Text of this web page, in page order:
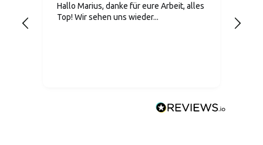
Hallo Marius, danke für eure Arbeit, alles
Top! Wir sehen uns wieder...